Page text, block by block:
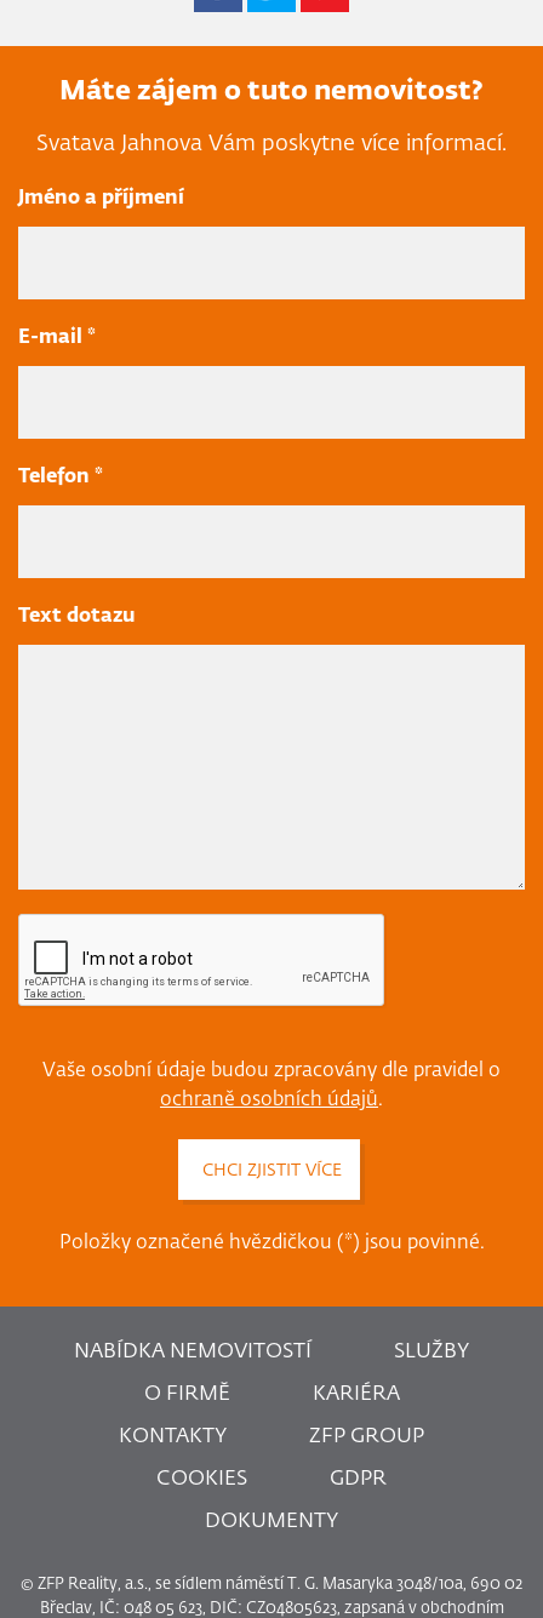
Máte zájem o tuto nemovitost?
Svatava Jahnova Vám poskytne více informací.
Jméno a příjmení
E-mail *
Telefon *
Text dotazu
Vaše osobní údaje budou zpracovány dle pravidel o
ochraně osobních údajů.
Položky označené hvězdičkou (*) jsou povinné.
NABÍDKA NEMOVITOSTÍ SLUŽBY
O FIRMĚ KARIÉRA
KONTAKTY ZFP GROUP
COOKIES GDPR
DOKUMENTY
© ZFP Reality, a.s., se sídlem náměstí T. G. Masaryka 3048/10a, 690 02
Břeclav, IČ: 048 05 623, DIČ: CZ04805623, zapsaná v obchodním